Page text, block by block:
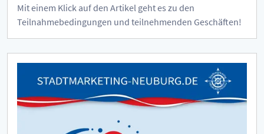
Mit einem Klick auf den Artikel geht es zu den
Teilnahmebedingungen und teilnehmenden Geschäften!